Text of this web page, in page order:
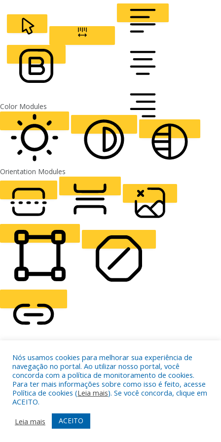
CURSOR LETTER SPACING
ALIGN TEXT
LIGHT CONTRAST
Orientation Modules
READING LINE READING MASK HIDE IMAGES
RESET SETTINGS
Nós usamos cookies para melhorar sua experiência de
navegação no portal. Ao utilizar nosso portal, você
concorda com a política de monitoramento de cookies.
Para ter mais informações sobre como isso é feito, acesse
Política de cookies (Leia mais). Se você concorda, clique em
ACEITO.
Leia mais
ACEITO